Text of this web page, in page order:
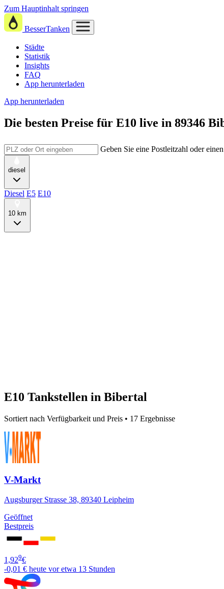
Zum Hauptinhalt springen
BesserTanken
Städte
Statistik
Insights
FAQ
App herunterladen
App herunterladen
Die besten Preise für E10 live in 89346
Geben Sie eine Postleitzahl oder
diesel
Diesel E5 E10
10 km
E10 Tankstellen in Bibertal
Sortiert nach Verfügbarkeit und Preis • 17 Ergebnisse
V-Markt
Augsburger Strasse 38, 89340 Leipheim
Geöffnet
Bestpreis
1,929€
-0,01 € heute vor etwa 13 Stunden